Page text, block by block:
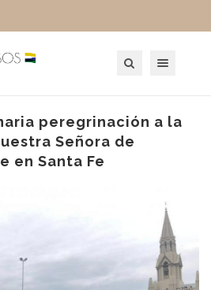
peregrinación a la
Señora de
en Santa Fe